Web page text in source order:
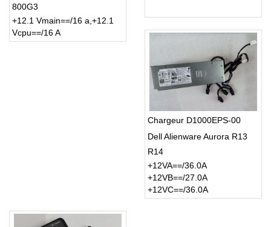
800G3
+12.1 Vmain==/16 a,+12.1
Vcpu==/16 A
Chargeur D1000EPS-00
Dell Alienware Aurora R13
R14
+12VA==/36.0A
+12VB==/27.0A
+12VC==/36.0A